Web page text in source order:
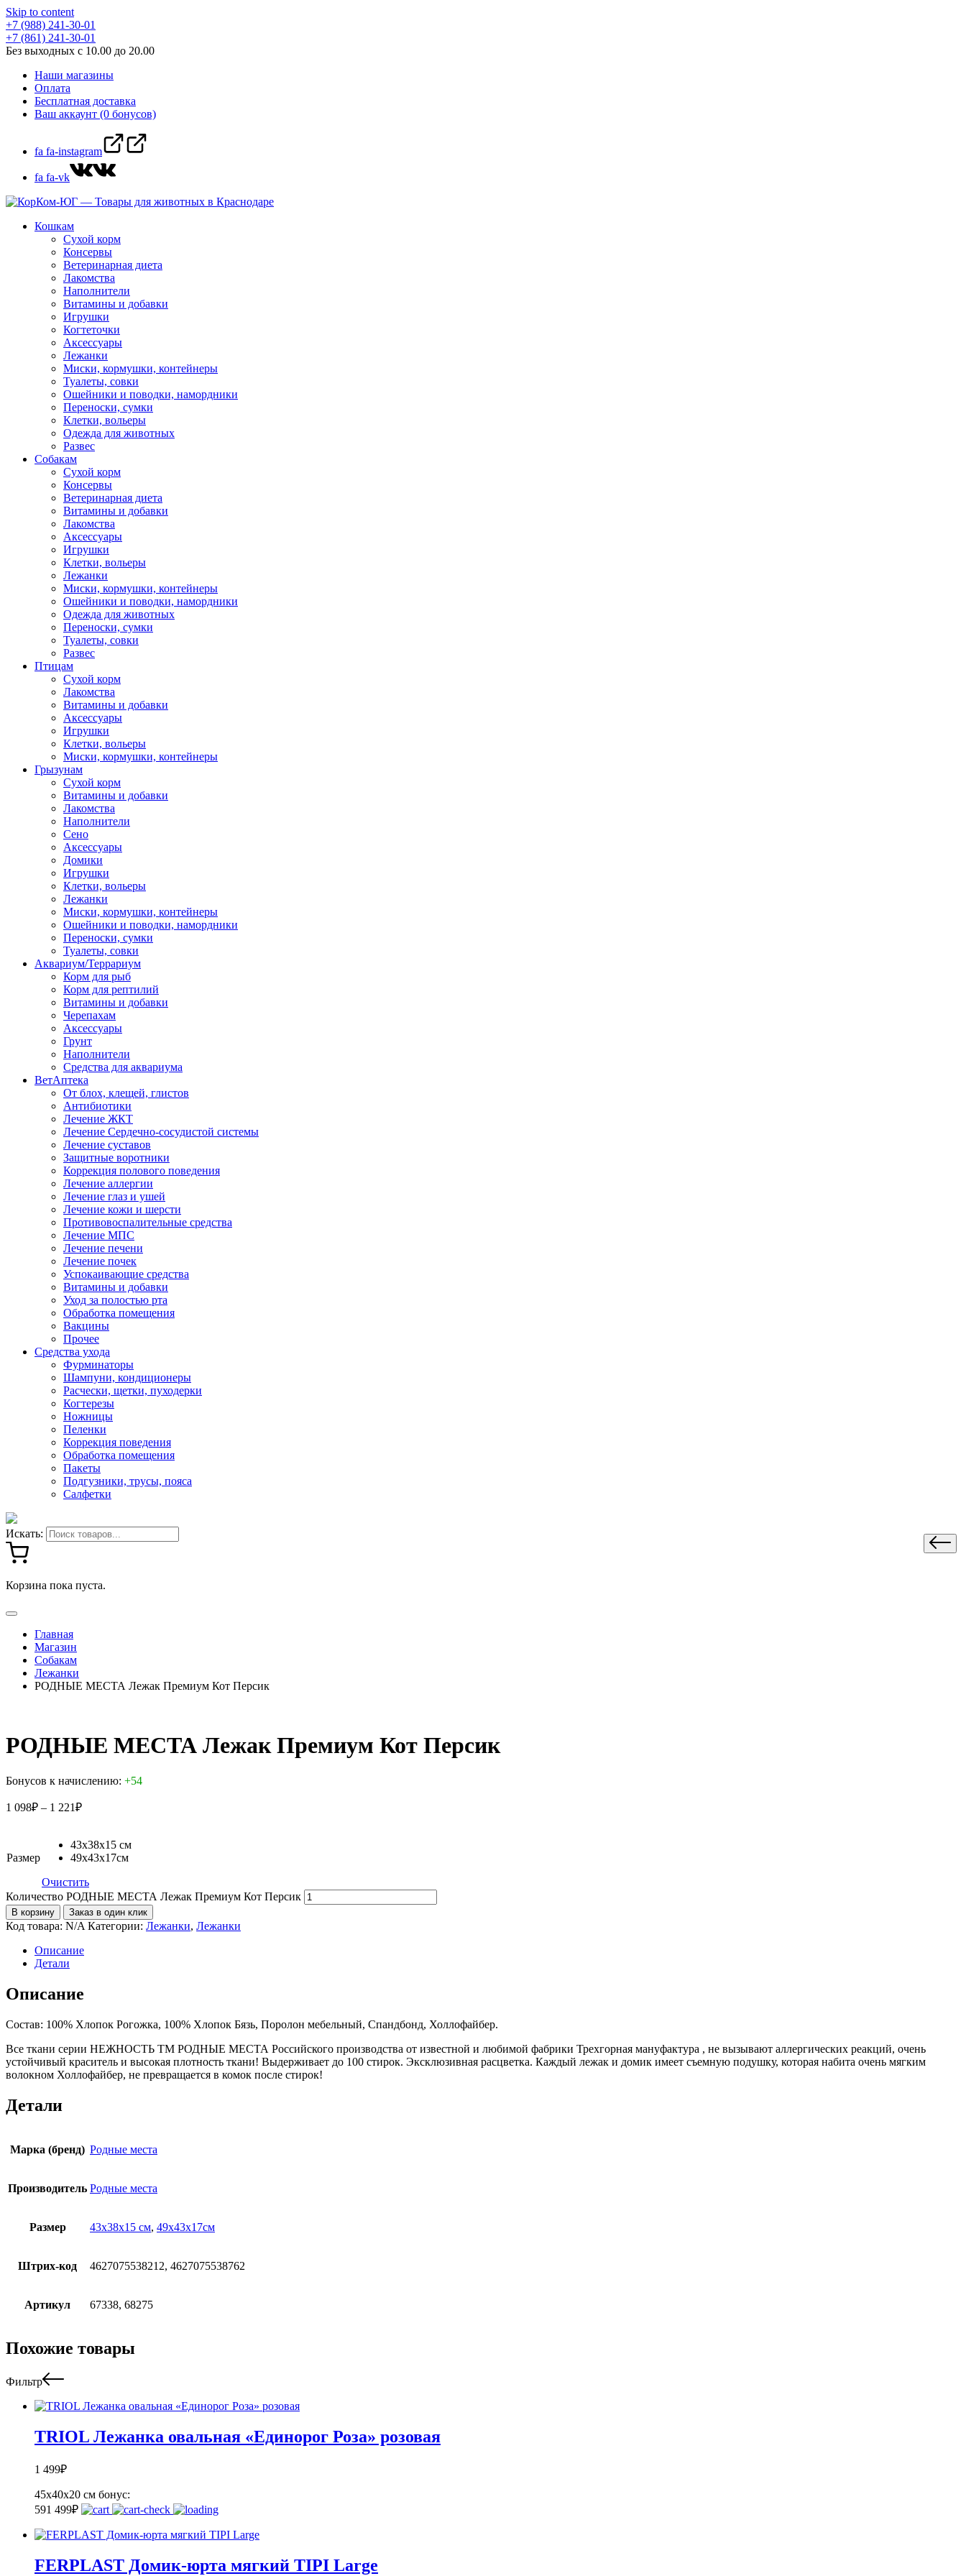
Skip to content
+7 (988) 241-30-01
+7 (861) 241-30-01
Без выходных с 10.00 до 20.00
Наши магазины
Оплата
Бесплатная доставка
Ваш аккаунт (0 бонусов)
fa fa-instagram
fa fa-vk
Кошкам
Сухой корм
Консервы
Ветеринарная диета
Лакомства
Наполнители
Витамины и добавки
Игрушки
Когтеточки
Аксессуары
Лежанки
Миски, кормушки, контейнеры
Туалеты, совки
Ошейники и поводки, намордники
Переноски, сумки
Клетки, вольеры
Одежда для животных
Развес
Собакам
Сухой корм
Консервы
Ветеринарная диета
Витамины и добавки
Лакомства
Аксессуары
Игрушки
Клетки, вольеры
Лежанки
Миски, кормушки, контейнеры
Ошейники и поводки, намордники
Одежда для животных
Переноски, сумки
Туалеты, совки
Развес
Птицам
Сухой корм
Лакомства
Витамины и добавки
Аксессуары
Игрушки
Клетки, вольеры
Миски, кормушки, контейнеры
Грызунам
Сухой корм
Витамины и добавки
Лакомства
Наполнители
Сено
Аксессуары
Домики
Игрушки
Клетки, вольеры
Лежанки
Миски, кормушки, контейнеры
Ошейники и поводки, намордники
Переноски, сумки
Туалеты, совки
Аквариум/Террариум
Корм для рыб
Корм для рептилий
Витамины и добавки
Черепахам
Аксессуары
Грунт
Наполнители
Средства для аквариума
ВетАптека
От блох, клещей, глистов
Антибиотики
Лечение ЖКТ
Лечение Сердечно-сосудистой системы
Лечение суставов
Защитные воротники
Коррекция полового поведения
Лечение аллергии
Лечение глаз и ушей
Лечение кожи и шерсти
Противовоспалительные средства
Лечение МПС
Лечение печени
Лечение почек
Успокаивающие средства
Витамины и добавки
Уход за полостью рта
Обработка помещения
Вакцины
Прочее
Средства ухода
Фурминаторы
Шампуни, кондиционеры
Расчески, щетки, пуходерки
Когтерезы
Ножницы
Пеленки
Коррекция поведения
Обработка помещения
Пакеты
Подгузники, трусы, пояса
Салфетки
Искать:
Корзина пока пуста.
Главная
Магазин
Собакам
Лежанки
РОДНЫЕ МЕСТА Лежак Премиум Кот Персик
РОДНЫЕ МЕСТА Лежак Премиум Кот Персик
Бонусов к начислению: +54
1 098₽ – 1 221₽
Размер
43х38х15 см
49х43х17см
Очистить
Количество РОДНЫЕ МЕСТА Лежак Премиум Кот Персик
В корзину Заказ в один клик
Код товара: N/A Категории: Лежанки, Лежанки
Описание
Детали
Описание
Состав: 100% Хлопок Рогожка, 100% Хлопок Бязь, Поролон мебельный, Спандбонд, Холлофайбер.
Все ткани серии НЕЖНОСТЬ ТМ РОДНЫЕ МЕСТА Российского производства от известной и любимой фабрики Трехгорная мануфактура , не вызывают аллергических реакций, очень
устойчивый краситель и высокая плотность ткани! Выдерживает до 100 стирок. Эксклюзивная расцветка. Каждый лежак и домик имеет съемную подушку, которая набита очень мягким
волокном Холлофайбер, не превращается в комок после стирок!
Детали
Марка (бренд) Родные места
Производитель Родные места
Размер 43х38х15 см, 49х43х17см
Штрих-код 4627075538212, 4627075538762
Артикул 67338, 68275
Похожие товары
Фильтр
TRIOL Лежанка овальная «Единорог Роза» розовая
1 499₽
45х40х20 см бонус:
591 499₽
FERPLAST Домик-юрта мягкий TIPI Large